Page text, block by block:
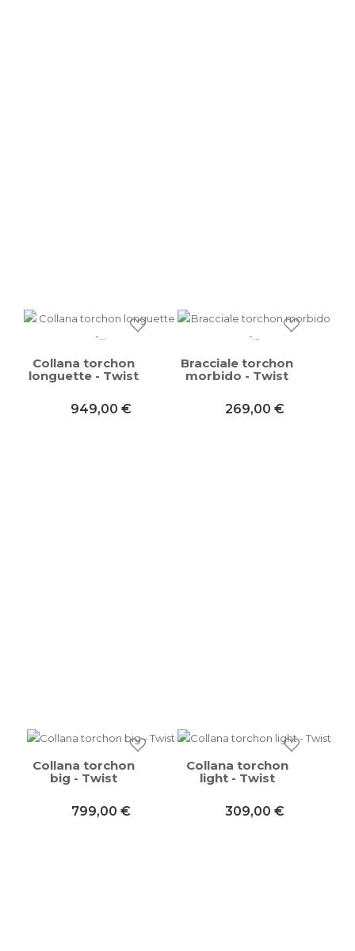
Collana torchon
longuette - Twist
949,00 €
Bracciale torchon
morbido - Twist
269,00 €
Collana torchon
big - Twist
799,00 €
Collana torchon
light - Twist
309,00 €